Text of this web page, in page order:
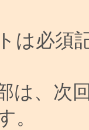
は必須
は、次
。